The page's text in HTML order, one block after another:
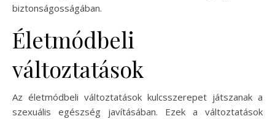
biztonságosságában.
Életmódbeli
változtatások
Az életmódbeli változtatások kulcsszerepet játszanak a
szexuális egészség javításában. Ezek a változtatások